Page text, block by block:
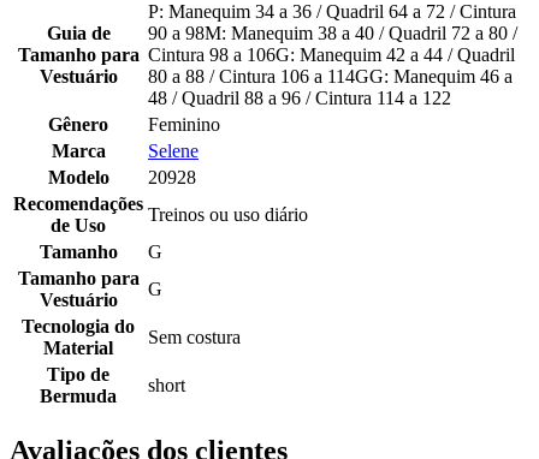
Guia de
Tamanho para
Vestuário
P: Manequim 34 a 36 / Quadril 64 a 72 / Cintura
90 a 98M: Manequim 38 a 40 / Quadril 72 a 80 /
Cintura 98 a 106G: Manequim 42 a 44 / Quadril
80 a 88 / Cintura 106 a 114GG: Manequim 46 a
48 / Quadril 88 a 96 / Cintura 114 a 122
Gênero
Feminino
Marca
Selene
Modelo
20928
Recomendações
de Uso
Treinos ou uso diário
Tamanho
G
Tamanho para
Vestuário
G
Tecnologia do
Material
Sem costura
Tipo de
Bermuda
short
Avaliações dos clientes